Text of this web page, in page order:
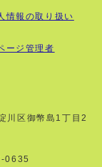
情報の取り扱い
ージ管理者
区御幣島1丁目2
0635